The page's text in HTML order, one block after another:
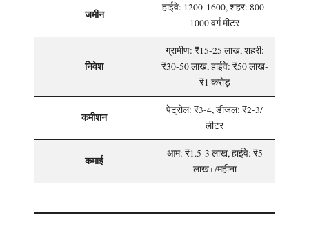
जमीन
हाईवे: 1200-1600, शहर: 800-
1000 वर्ग मीटर
निवेश
ग्रामीण: ₹15-25 लाख, शहरी:
₹30-50 लाख, हाईवे: ₹50 लाख-
₹1 करोड़
कमीशन
पेट्रोल: ₹3-4, डीजल: ₹2-3/
लीटर
कमाई
आम: ₹1.5-3 लाख, हाईवे: ₹5
लाख+/महीना